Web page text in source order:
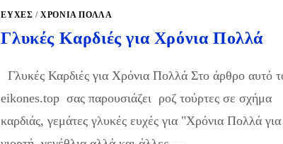
ΕΥΧΕΣ /ΧΡΌΝΙΑ ΠΟΛΛΆ
Γλυκές Καρδιές για Χρόνια Πολλά
Γλυκές Καρδιές για Χρόνια Πολλά Στο άρθρο αυτό
eikones.top σας παρουσιάζει ροζ τούρτες σε σχήμα
καρδιάς, γεμάτες γλυκές ευχές για "Χρόνια Πολλά για